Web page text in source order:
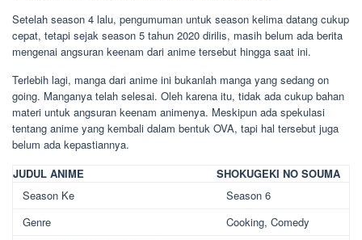
Setelah season 4 lalu, pengumuman untuk season kelima datang cukup
cepat, tetapi sejak season 5 tahun 2020 dirilis, masih belum ada berita
mengenai angsuran keenam dari anime tersebut hingga saat ini.
Terlebih lagi, manga dari anime ini bukanlah manga yang sedang on
going. Manganya telah selesai. Oleh karena itu, tidak ada cukup bahan
materi untuk angsuran keenam animenya. Meskipun ada spekulasi
tentang anime yang kembali dalam bentuk OVA, tapi hal tersebut juga
belum ada kepastiannya.
JUDUL ANIME
SHOKUGEKI NO SOUMA
Season Ke
Season 6
Genre
Cooking, Comedy